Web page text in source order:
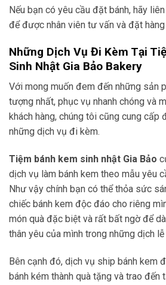
Nếu bạn có yêu cầu đặt bánh, hãy
để được nhân viên tư vấn và đặt hàng
Những Dịch Vụ Đi Kèm Tại
Sinh Nhật Gia Bảo Bakery
Với mong muốn đem đến những sản
tượng nhất, phục vụ nhanh chóng và
khách hàng, chúng tôi cũng cung cấp
những dịch vụ đi kèm.
Tiệm bánh kem sinh nhật Gia Bảo
dịch vụ làm bánh kem theo mẫu yêu
Như vậy chính bạn có thể thỏa sức
chiếc bánh kem độc đáo cho riêng
món quà đặc biệt và rất bất ngờ để
thân yêu của mình trong những dịch
Bên cạnh đó, dịch vụ ship bánh kem
bánh kém thành quà tặng và trao đến